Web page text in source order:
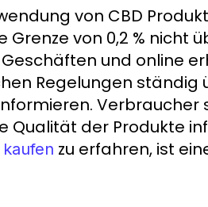
von CBD
von 0,2 % nicht
und online
Regelungen
Verbraucher
Qualität der Produkte
zu erfahren, ist